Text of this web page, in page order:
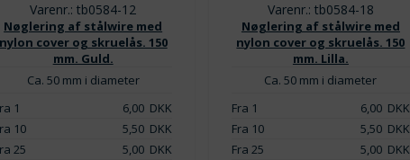
Varenr.: tb0584-12
Nøglering af stålwire med
cover og skruelås. 150
mm. Guld.
Ca. 50 mm i diameter
1
6,00 DKK
10
5,50 DKK
25
5,00 DKK
Varenr.: tb0584-18
Nøglering af stålwire med
nylon cover og skruelås. 150
mm. Lilla.
Ca. 50 mm i diameter
Fra 1
6,00DKK
Fra 10
5,50DKK
Fra 25
5,00DKK